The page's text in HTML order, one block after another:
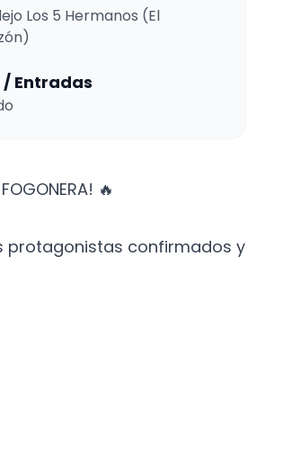
Los 5 Hermanos (El
/ Entradas
🔥
protagonistas confirmados y